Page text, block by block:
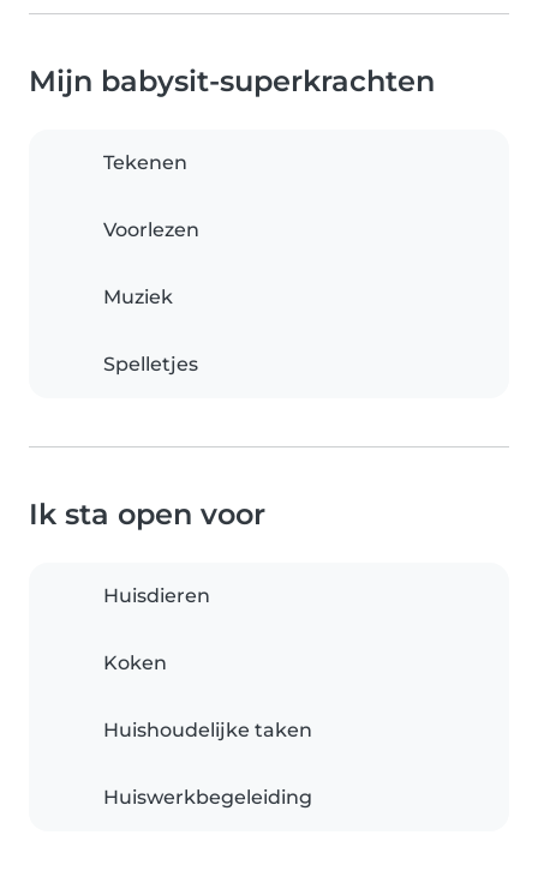
Mijn babysit-superkrachten
Tekenen
Voorlezen
Muziek
Spelletjes
Ik sta open voor
Huisdieren
Koken
Huishoudelijke taken
Huiswerkbegeleiding